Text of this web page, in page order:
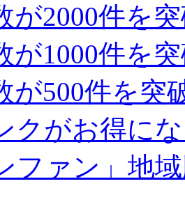
が2000件を
が1000件を
が500件を突
クがお得に
ファン」地